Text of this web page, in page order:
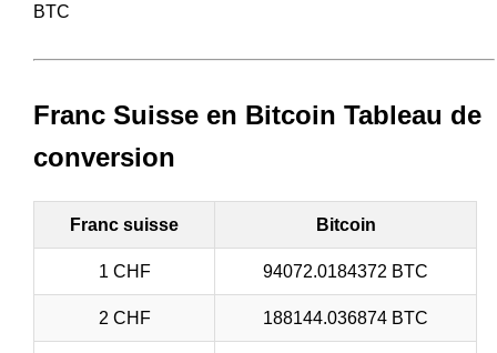
BTC
Franc Suisse en Bitcoin Tableau de
conversion
Franc suisse Bitcoin
1 CHF 94072.0184372 BTC
2 CHF 188144.036874 BTC